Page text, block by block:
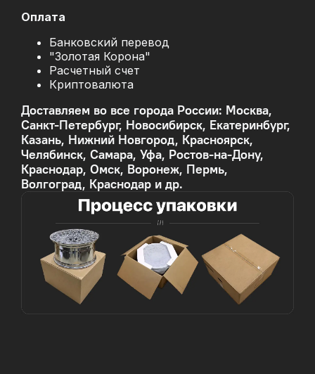
Оплата
Банковский перевод
"Золотая Корона"
Расчетный счет
Криптовалюта
Доставляем во все города России: Москва,
Санкт-Петербург, Новосибирск, Екатеринбург,
Казань, Нижний Новгород, Красноярск,
Челябинск, Самара, Уфа, Ростов-на-Дону,
Краснодар, Омск, Воронеж, Пермь,
Волгоград, Краснодар и др.